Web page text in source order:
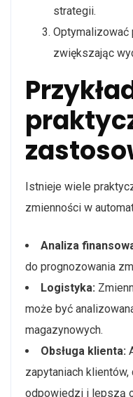
strategii.
Optymalizować
zwiększając
Istnieje wiele
zmienności w
Analiza
do prognozowania
Logistyka:
może być
magazynowych.
Obsługa klienta:
zapytaniach
odpowiedzi i lepszą